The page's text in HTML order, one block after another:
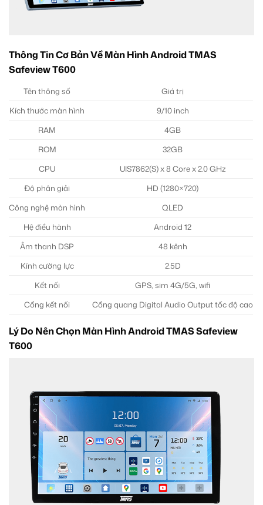
Thông Tin Cơ Bản Về Màn Hình Android TMAS
Safeview T600
Tên thông số
Giá trị
Kích thước màn hình
9/10 inch
RAM
4GB
ROM
32GB
CPU
UIS7862(S) x 8 Core x 2.0 GHz
Độ phân giải
HD (1280×720)
Công nghệ màn hình
QLED
Hệ điều hành
Android 12
Âm thanh DSP
48 kênh
Kính cường lực
2.5D
Kết nối
GPS, sim 4G/5G, wifi
Cổng kết nối
Cổng quang Digital Audio Output tốc độ cao
Lý Do Nên Chọn Màn Hình Android TMAS Safeview
T600